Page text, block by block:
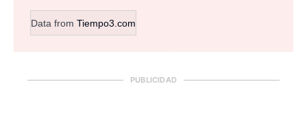
Data from Tiempo3.com
PUBLICIDAD